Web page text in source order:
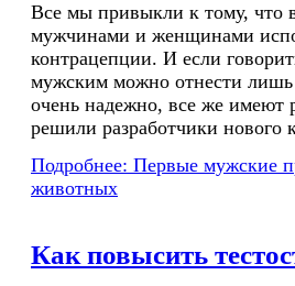
Все мы привыкли к тому, что
мужчинами и женщинами
контрацепции. И если
мужским можно отнести
очень надежно, все же имеют
решили разработчики нового
Подробнее: Первые мужские
животных
Как повысить